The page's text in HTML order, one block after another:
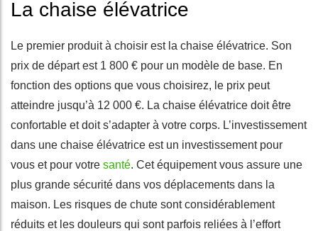
La chaise élévatrice
Le premier produit à choisir est la chaise élévatrice. Son
prix de départ est 1 800 € pour un modèle de base. En
fonction des options que vous choisirez, le prix peut
atteindre jusqu’à 12 000 €. La chaise élévatrice doit être
confortable et doit s’adapter à votre corps. L’investissement
dans une chaise élévatrice est un investissement pour
vous et pour votre santé. Cet équipement vous assure une
plus grande sécurité dans vos déplacements dans la
maison. Les risques de chute sont considérablement
réduits et les douleurs qui sont parfois reliées à l’effort